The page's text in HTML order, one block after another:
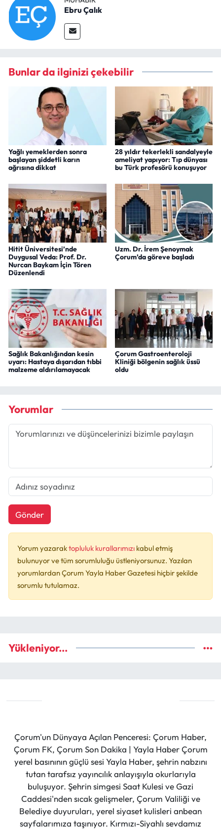
Ebru Çalık
Bunlar da ilginizi çekebilir
Yağlı yemeklerden sonra
başlayan şiddetli karın
ağrısına dikkat
28 yıldır tekerlekli sandalyeyle
ameliyat yapıyor: Tıp dünyası
bu Türk profesörü konuşuyor
Hitit Üniversitesi’nde
Duygusal Veda: Prof. Dr.
Nurcan Baykam İçin Tören
Düzenlendi
Uzm. Dr. İrem Şenoymak
Çorum’da göreve başladı
Sağlık Bakanlığından kesin
uyarı: Hastaya dışarıdan tıbbi
malzeme aldırılamayacak
Çorum Gastroenteroloji
Kliniği bölgenin sağlık üssü
oldu
Yorumlar
Gönder
Yorum yazaraktopluluk kurallarımızı kabul etmiş
bulunuyor ve tüm sorumluluğu üstleniyorsunuz. Yazılan
yorumlardan Çorum Yayla Haber Gazetesi hiçbir şekilde
sorumlu tutulamaz.
Yükleniyor...
Çorum'un Dünyaya Açılan Penceresi: Çorum Haber,
Çorum FK, Çorum Son Dakika | Yayla Haber Çorum
yerel basınının güçlü sesi Yayla Haber, şehrin nabzını
tutan tarafsız yayıncılık anlayışıyla okurlarıyla
buluşuyor. Şehrin simgesi Saat Kulesi ve Gazi
Caddesi'nden sıcak gelişmeler, Çorum Valiliği ve
Belediye duyuruları, yerel siyaset kulisleri anbean
sayfalarımıza taşınıyor. Kırmızı-Siyahlı sevdamız